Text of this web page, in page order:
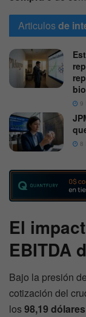
Articulosde
9
8
El
EBITDA
Bajo la presión
cotización del
los98,19